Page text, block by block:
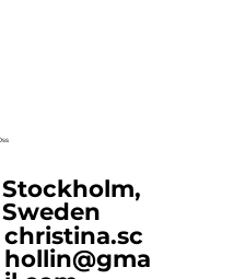
Stockholm,
Sweden
christina.sc
hollin@gma